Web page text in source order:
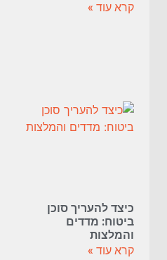
קרא עוד »
כיצד להעריך סוכן
ביטוח: מדדים
והמלצות
קרא עוד »